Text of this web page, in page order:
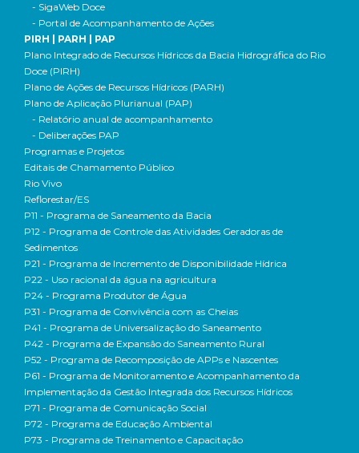
- SigaWeb Doce
- Portal de Acompanhamento de Ações
PIRH | PARH | PAP
Plano Integrado de Recursos Hídricos da Bacia Hidrográfica do Rio
Doce (PIRH)
Plano de Ações de Recursos Hídricos (PARH)
Plano de Aplicação Plurianual (PAP)
- Relatório anual de acompanhamento
- Deliberações PAP
Programas e Projetos
Editais de Chamamento Público
Rio Vivo
Reflorestar/ES
P11 - Programa de Saneamento da Bacia
P12 - Programa de Controle das Atividades Geradoras de
Sedimentos
P21 - Programa de Incremento de Disponibilidade Hídrica
P22 - Uso racional da água na agricultura
P24 - Programa Produtor de Água
P31 - Programa de Convivência com as Cheias
P41 - Programa de Universalização do Saneamento
P42 - Programa de Expansão do Saneamento Rural
P52 - Programa de Recomposição de APPs e Nascentes
P61 - Programa de Monitoramento e Acompanhamento da
Implementação da Gestão Integrada dos Recursos Hídricos
P71 - Programa de Comunicação Social
P72 - Programa de Educação Ambiental
P73 - Programa de Treinamento e Capacitação